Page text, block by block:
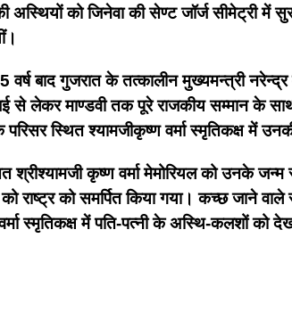
अस्थियों को जिनेवा की सेण्ट जॉर्ज सीमेट्री में
बाद गुजरात के तत्कालीन मुख्यमन्त्री
से लेकर माण्डवी तक पूरे राजकीय सम्मान
स्थित श्यामजीकृष्ण वर्मा स्मृतिकक्ष में
श्रीश्यामजी कृष्ण वर्मा मेमोरियल को उनके
को राष्ट्र को समर्पित किया गया। कच्छ जाने
वर्मा स्मृतिकक्ष में पति-पत्नी के अस्थि-कलशों